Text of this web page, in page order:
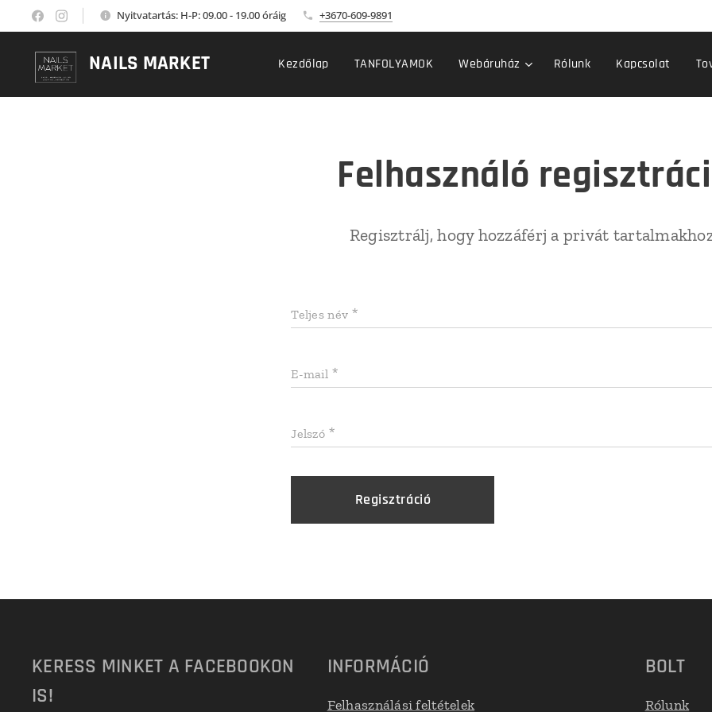
Nyitvatartás: H-P: 09.00 - 19.00 óráig +3670-609-9891
NAILS MARKET Kezdőlap TANFOLYAMOK Webáruház Rólunk Kapcsolat
Felhasználó
Regisztrálj, hogy hozzáférj a privát
Teljes név
E-mail
Jelszó
Regisztráció
KERESS MINKET A FACEBOOKON
IS!
INFORMÁCIÓ
Felhasználási feltételek
BOLT
Rólunk